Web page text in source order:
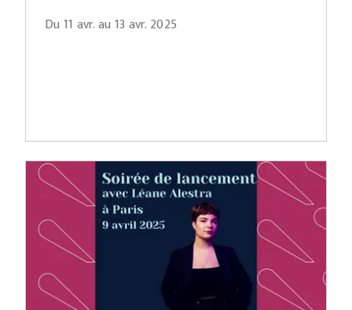
Du 11 avr. au 13 avr. 2025